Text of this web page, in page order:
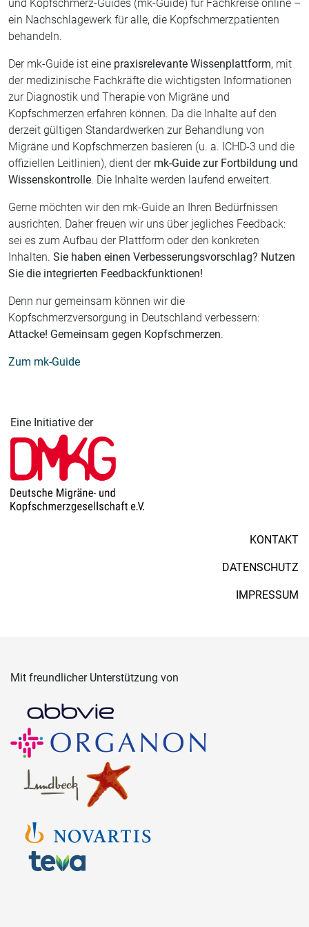
und Kopfschmerz-Guides (mk-Guide) für Fachkreise online –
ein Nachschlagewerk für alle, die Kopfschmerzpatienten
behandeln.
Der mk-Guide ist eine praxisrelevante Wissenplattform, mit
der medizinische Fachkräfte die wichtigsten Informationen
zur Diagnostik und Therapie von Migräne und
Kopfschmerzen erfahren können. Da die Inhalte auf den
derzeit gültigen Standardwerken zur Behandlung von
Migräne und Kopfschmerzen basieren (u. a. ICHD-3 und die
offiziellen Leitlinien), dient der mk-Guide zur Fortbildung und
Wissenskontrolle. Die Inhalte werden laufend erweitert.
Gerne möchten wir den mk-Guide an Ihren Bedürfnissen
ausrichten. Daher freuen wir uns über jegliches Feedback:
sei es zum Aufbau der Plattform oder den konkreten
Inhalten. Sie haben einen Verbesserungsvorschlag? Nutzen
Sie die integrierten Feedbackfunktionen!
Denn nur gemeinsam können wir die
Kopfschmerzversorgung in Deutschland verbessern:
Attacke! Gemeinsam gegen Kopfschmerzen.
Zum mk-Guide
Eine Initiative der
KONTAKT
DATENSCHUTZ
IMPRESSUM
Mit freundlicher Unterstützung von